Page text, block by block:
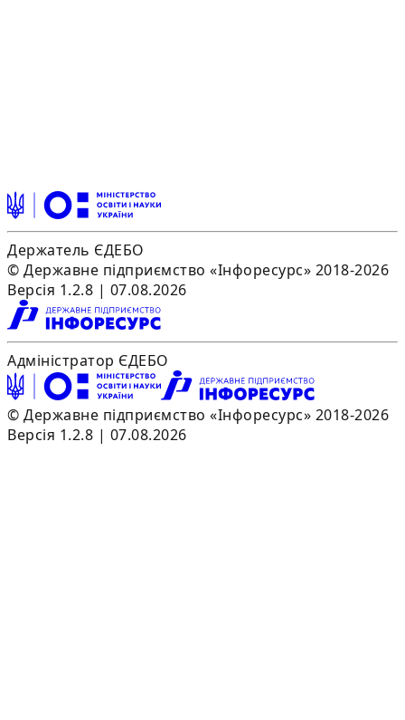
Держатель ЄДЕБО
© Державне підприємство «Інфоресурс» 2018-2026
Версія 1.2.8 | 07.08.2026
Адміністратор ЄДЕБО
© Державне підприємство «Інфоресурс» 2018-2026
Версія 1.2.8 | 07.08.2026